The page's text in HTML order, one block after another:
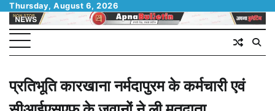
Skip
content
Thursday, August 6, 2026
प्रतिभूति कारखाना नर्मदापुरम के कर्मचारी एवं